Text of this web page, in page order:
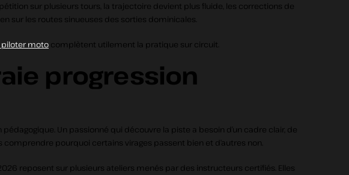
sur plusieurs tours, la trajectoire devient plus fluide, les corrections de
sur les routes sinueuses des sorties dominicales.
moto complètent utilement la pratique sur circuit.
progression
Un passionné qui découvre la piste a besoin d’un cadre clair, de
pourquoi certains virages passent bien et d’autres non.
reposent sur plusieurs ateliers menés par des instructeurs certifiés. Elles